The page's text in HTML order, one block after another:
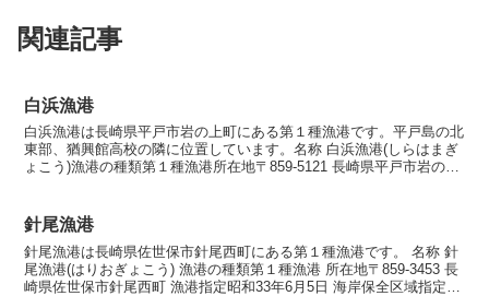
関連記事
白浜漁港
白浜漁港は長崎県平戸市岩の上町にある第１種漁港です。平戸島の北
東部、猶興館高校の隣に位置しています。名称 白浜漁港(しらはまぎ
ょこう)漁港の種類第１種漁港所在地〒859-5121 長崎県平戸市岩の上
針尾漁港
針尾漁港は長崎県佐世保市針尾西町にある第１種漁港です。 名称 針
尾漁港(はりおぎょこう) 漁港の種類第１種漁港 所在地〒859-3453 長
崎県佐世保市針尾西町 漁港指定昭和33年6月5日 海岸保全区域指定海